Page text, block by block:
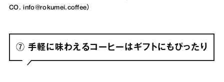
CO. info@rokumei.coffee）
⑦ 手軽に味わえるコーヒーはギフトにもぴったり